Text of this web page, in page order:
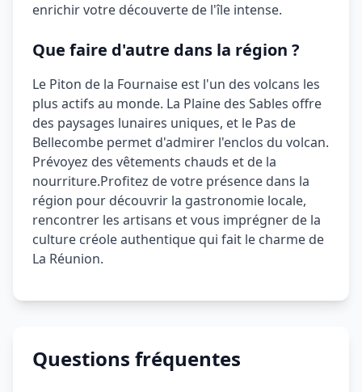
enrichir votre découverte de l'île intense.
Que faire d'autre dans la région ?
Le Piton de la Fournaise est l'un des volcans les
plus actifs au monde. La Plaine des Sables offre
des paysages lunaires uniques, et le Pas de
Bellecombe permet d'admirer l'enclos du volcan.
Prévoyez des vêtements chauds et de la
nourriture.Profitez de votre présence dans la
région pour découvrir la gastronomie locale,
rencontrer les artisans et vous imprégner de la
culture créole authentique qui fait le charme de
La Réunion.
Questions fréquentes